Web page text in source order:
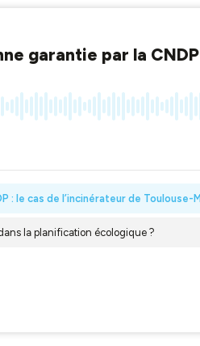
garantie par la
le cas de l’incinérateur de Toulouse-
la planification écologique ?